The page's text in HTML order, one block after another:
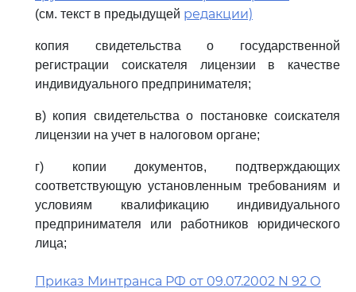
(см. текст в предыдущей редакции)
копия свидетельства о государственной
регистрации соискателя лицензии в качестве
индивидуального предпринимателя;
в) копия свидетельства о постановке соискателя
лицензии на учет в налоговом органе;
г) копии документов, подтверждающих
соответствующую установленным требованиям и
условиям квалификацию индивидуального
предпринимателя или работников юридического
лица;
Приказ Минтранса РФ от 09.07.2002 N 92 О